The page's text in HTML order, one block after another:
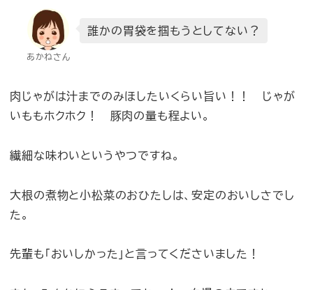
あかねさん
誰かの胃袋を掴もうとしてない？
肉じゃがは汁までのみほしたいくらい旨い！！ じゃが
いももホクホク！ 豚肉の量も程よい。
繊細な味わいというやつですね。
大根の煮物と小松菜のおひたしは、安定のおいしさでし
た。
先輩も「おいしかった」と言ってくださいました！